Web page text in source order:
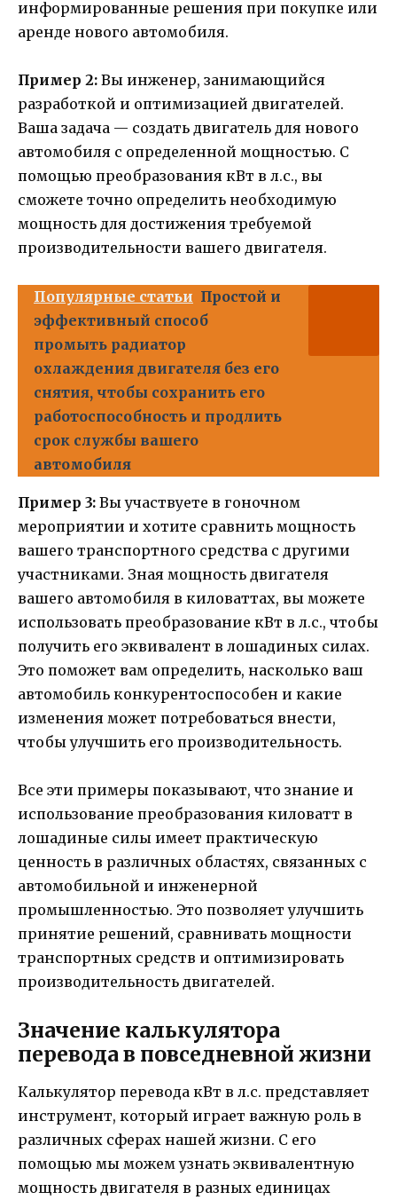
информированные решения при покупке или
аренде нового автомобиля.
Пример 2: Вы инженер, занимающийся
разработкой и оптимизацией двигателей.
Ваша задача — создать двигатель для нового
автомобиля с определенной мощностью. С
помощью преобразования кВт в л.с., вы
сможете точно определить необходимую
мощность для достижения требуемой
производительности вашего двигателя.
Популярные статьи Простой и
эффективный способ
промыть радиатор
охлаждения двигателя без его
снятия, чтобы сохранить его
работоспособность и продлить
срок службы вашего
автомобиля
Пример 3: Вы участвуете в гоночном
мероприятии и хотите сравнить мощность
вашего транспортного средства с другими
участниками. Зная мощность двигателя
вашего автомобиля в киловаттах, вы можете
использовать преобразование кВт в л.с., чтобы
получить его эквивалент в лошадиных силах.
Это поможет вам определить, насколько ваш
автомобиль конкурентоспособен и какие
изменения может потребоваться внести,
чтобы улучшить его производительность.
Все эти примеры показывают, что знание и
использование преобразования киловатт в
лошадиные силы имеет практическую
ценность в различных областях, связанных с
автомобильной и инженерной
промышленностью. Это позволяет улучшить
принятие решений, сравнивать мощности
транспортных средств и оптимизировать
производительность двигателей.
Значение калькулятора
перевода в повседневной жизни
Калькулятор перевода кВт в л.с. представляет
инструмент, который играет важную роль в
различных сферах нашей жизни. С его
помощью мы можем узнать эквивалентную
мощность двигателя в разных единицах